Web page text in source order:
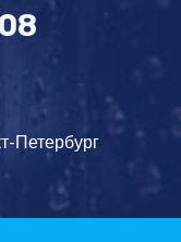
Петербург